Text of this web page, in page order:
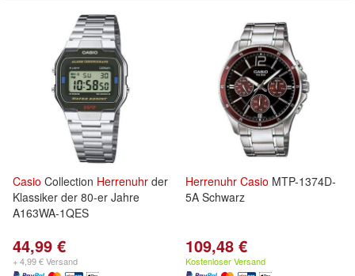
Casio Collection Herrenuhr der
Klassiker der 80-er Jahre
A163WA-1QES
44,99 €
+ 4,99 € Versand
Herrenuhr Casio MTP-1374D-
5A Schwarz
109,48 €
Kostenloser Versand